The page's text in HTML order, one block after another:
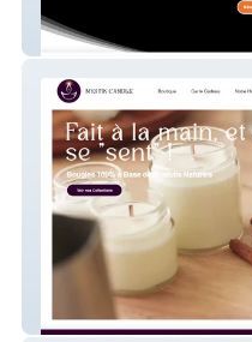
Inkspire
Mystik Candle